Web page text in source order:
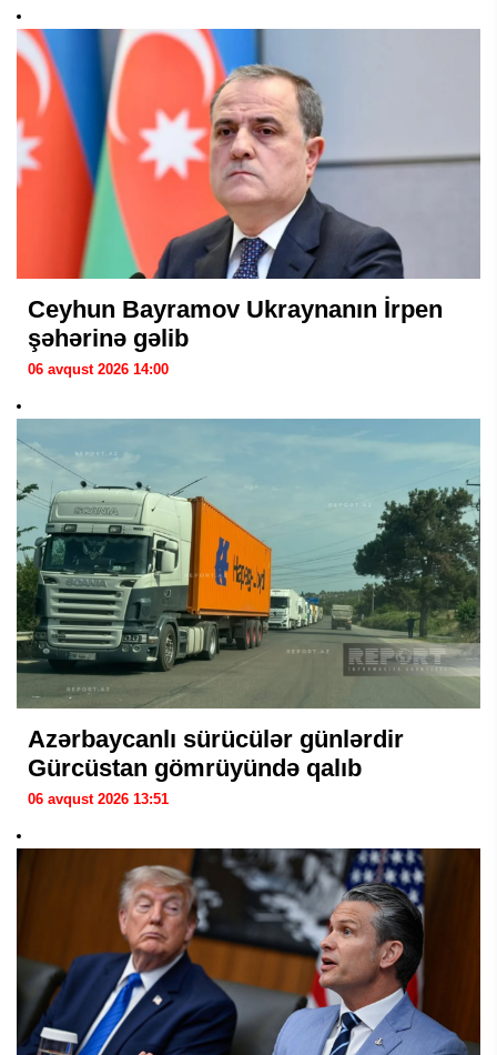
Ceyhun Bayramov Ukraynanın İrpen
şəhərinə gəlib
06 avqust 2026 14:00
Azərbaycanlı sürücülər günlərdir
Gürcüstan gömrüyündə qalıb
06 avqust 2026 13:51